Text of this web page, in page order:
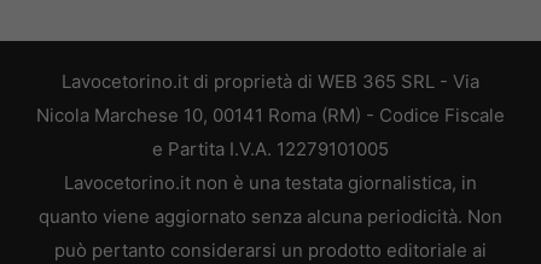
Lavocetorino.it di proprietà di WEB 365 SRL - Via
Nicola Marchese 10, 00141 Roma (RM) - Codice Fiscale
e Partita I.V.A. 12279101005
Lavocetorino.it non è una testata giornalistica, in
quanto viene aggiornato senza alcuna periodicità. Non
può pertanto considerarsi un prodotto editoriale ai